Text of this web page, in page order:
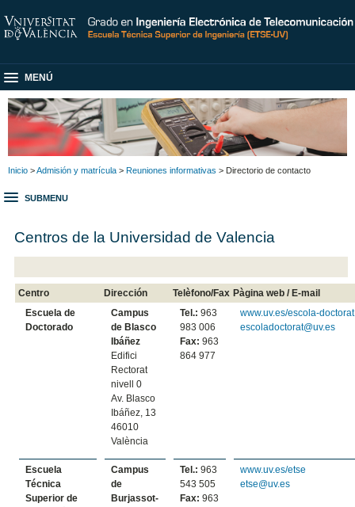
MENÚ
Inicio >Admisión y matrícula > Reuniones informativas > Directorio de contacto
SUBMENU
Centros de la Universidad de Valencia
Centro Dirección Telèfono/Fax Pàgina web / E-mail
Escuela de
Doctorado
Campus
de Blasco
Ibáñez
Edifici
Rectorat
nivell 0
Av. Blasco
Ibáñez, 13
46010
València
Tel.: 963
983 006
Fax: 963
864 977
www.uv.es/escola-doctorat
escoladoctorat@uv.es
Escuela
Técnica
Superior de
Campus
de
Burjassot-
Tel.: 963
543 505
Fax: 963
www.uv.es/etse
etse@uv.es